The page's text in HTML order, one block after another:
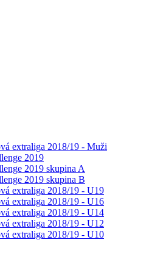
extraliga 2018/19 - Muži
2019
2019 skupina A
2019 skupina B
extraliga 2018/19 - U19
extraliga 2018/19 - U16
extraliga 2018/19 - U14
extraliga 2018/19 - U12
extraliga 2018/19 - U10